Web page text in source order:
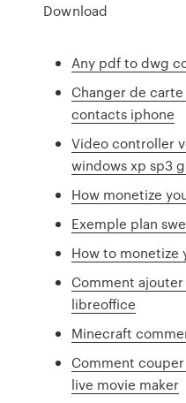
Download
Any pdf to dwg
Changer de
contacts iphone
Video controller
windows xp sp3
How monetize
Exemple plan
How to monetize
Comment
libreoffice
Minecraft
Comment
live movie maker